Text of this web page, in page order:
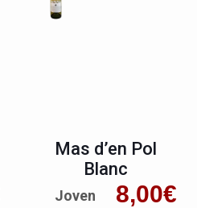
Mas d’en Pol
Blanc
8,00€
Joven